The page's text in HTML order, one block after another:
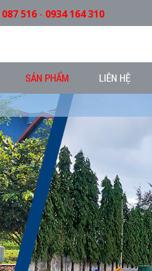
516 - 0934 164 310
SẢN PHẨM LIÊN HỆ